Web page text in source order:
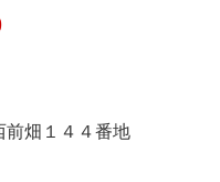
前畑１４４番地